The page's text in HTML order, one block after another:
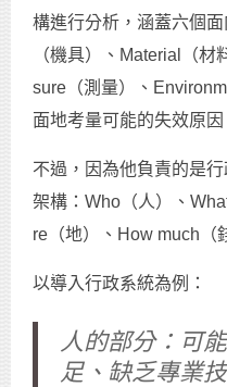
構進行分析，涵蓋六個
（機具）、Material（
sure（測量）、
面地考量可能的失效原因
不過，因為他負責的是
架構：Who（人）、
re（地）、How much（
以導入行政系統為例：
人的部分：可
足、缺乏專業